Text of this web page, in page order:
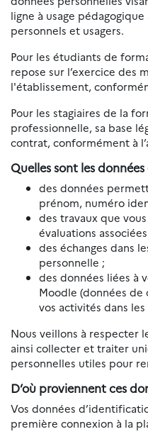
ligne à usage
personnels et usagers.
Pour les étudiants de
repose sur l’exercice des
l'établissement,
Pour les stagiaires de la
professionnelle, sa base
contrat, conformément à
Quelles sont les
des données
prénom, numéro
des travaux que
évaluations
des échanges dans
personnelle ;
des données liées à
Moodle (données de
vos activités dans les
Nous veillons à respecter
ainsi collecter et traiter
personnelles utiles pour
D’où proviennent ces
Vos données
première connexion à la